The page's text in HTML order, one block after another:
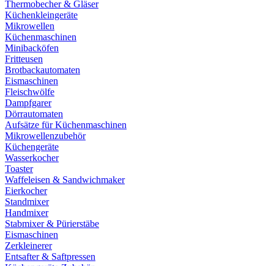
Thermobecher & Gläser
Küchenkleingeräte
Mikrowellen
Küchenmaschinen
Minibacköfen
Fritteusen
Brotbackautomaten
Eismaschinen
Fleischwölfe
Dampfgarer
Dörrautomaten
Aufsätze für Küchenmaschinen
Mikrowellenzubehör
Küchengeräte
Wasserkocher
Toaster
Waffeleisen & Sandwichmaker
Eierkocher
Standmixer
Handmixer
Stabmixer & Pürierstäbe
Eismaschinen
Zerkleinerer
Entsafter & Saftpressen